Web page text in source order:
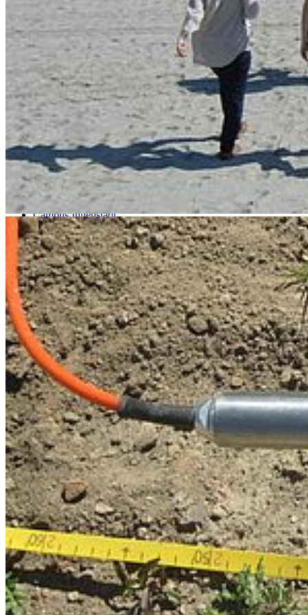
Karte
Campus Innenstadt Campus Berthold-Beitz-Platz
Campus
Soldmannstraße
Campus Loefflerstraße
Campus Innenstadt
Campus Berthold-Beitz-Platz
Campus Soldmannstraße
Campus Loefflerstraße
Kontakt
Universität Greifswald
Domstraße 11
17489 Greifswald
Telefon +49 3834 420 0
Telefax +49 3834 420 1105
Uni Greifswald
News
Veranstaltungskalender
Telefonsuche
Organigramm
Einrichtungen A bis Z
Zuständigkeiten A bis Z
Universitätsmedizin
Sprachenzentrum
Stellenangebote
Satzungen & Formulare
Uniladen
Studierende